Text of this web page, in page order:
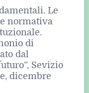
Le
normativa
di
dal
Sevizio
dicembre